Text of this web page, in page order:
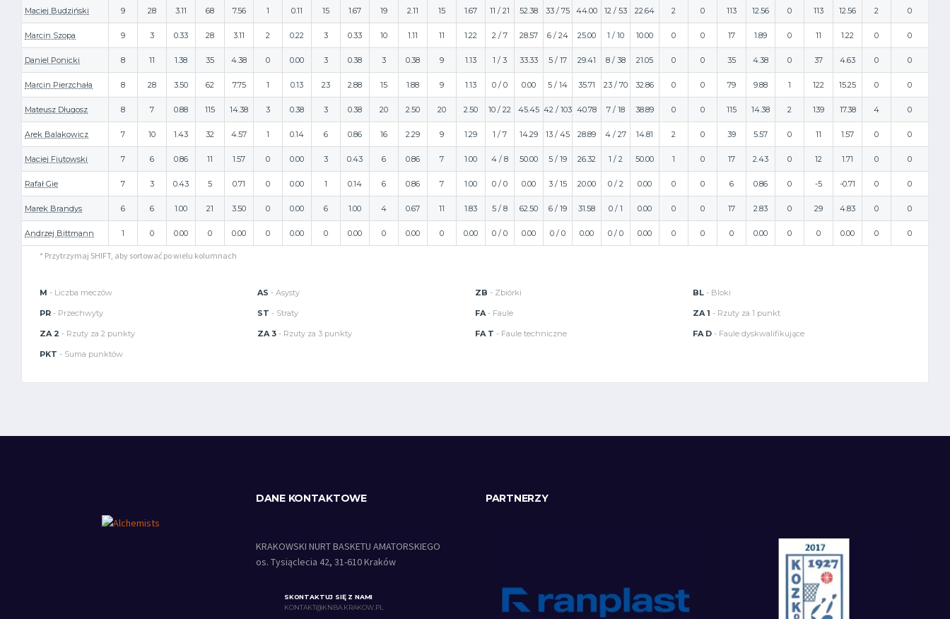
Maciej Budziński 9 28 3.11 68 7.56 1 0.11 15 1.67 19 2.11 15 1.67 11 / 21 52.38 33 / 75 44.00 12 / 53 22.64 2 0 113 12.56 0 113 12.56 2 0
Marcin Szopa 9 3 0.33 28 3.11 2 0.22 3 0.33 10 1.11 11 1.22 2 / 7 28.57 6 / 24 25.00 1 / 10 10.00 0 0 17 1.89 0 11 1.22 0 0
Daniel Ponicki 8 11 1.38 35 4.38 0 0.00 3 0.38 3 0.38 9 1.13 1 / 3 33.33 5 / 17 29.41 8 / 38 21.05 0 0 35 4.38 0 37 4.63 0 0
Marcin Pierzchała 8 28 3.50 62 7.75 1 0.13 23 2.88 15 1.88 9 1.13 0 / 0 0.00 5 / 14 35.71 23 / 70 32.86 0 0 79 9.88 1 122 15.25 0 0
Mateusz Długosz 8 7 0.88 115 14.38 3 0.38 3 0.38 20 2.50 20 2.50 10 / 22 45.45 42 / 103 40.78 7 / 18 38.89 0 0 115 14.38 2 139 17.38 4 0
Arek Balakowicz 7 10 1.43 32 4.57 1 0.14 6 0.86 16 2.29 9 1.29 1 / 7 14.29 13 / 45 28.89 4 / 27 14.81 2 0 39 5.57 0 11 1.57 0 0
Maciej Fiutowski 7 6 0.86 11 1.57 0 0.00 3 0.43 6 0.86 7 1.00 4 / 8 50.00 5 / 19 26.32 1 / 2 50.00 1 0 17 2.43 0 12 1.71 0 0
Rafał Gie 7 3 0.43 5 0.71 0 0.00 1 0.14 6 0.86 7 1.00 0 / 0 0.00 3 / 15 20.00 0 / 2 0.00 0 0 6 0.86 0 -5 -0.71 0 0
Marek Brandys 6 6 1.00 21 3.50 0 0.00 6 1.00 4 0.67 11 1.83 5 / 8 62.50 6 / 19 31.58 0 / 1 0.00 0 0 17 2.83 0 29 4.83 0 0
Andrzej Bittmann 1 0 0.00 0 0.00 0 0.00 0 0.00 0 0.00 0 0.00 0 / 0 0.00 0 / 0 0.00 0 / 0 0.00 0 0 0 0.00 0 0 0.00 0 0
* Przytrzymaj SHIFT, aby sortować po wielu kolumnach
M - Liczba meczów AS - Asysty ZB - Zbiórki BL - Bloki
PR - Przechwyty ST - Straty FA- Faule ZA 1 - Rzuty za 1 punkt
ZA 2 - Rzuty za 2 punkty ZA 3 - Rzuty za 3 punkty FA T - Faule techniczne FA D - Faule dyskwalifikujące
PKT - Suma punktów
DANE KONTAKTOWE
KRAKOWSKI NURT BASKETU AMATORSKIEGO
os. Tysiąclecia 42, 31-610 Kraków
SKONTAKTUJ SIĘ Z NAMI
KONTAKT@KNBA.KRAKOW.PL
PARTNERZY